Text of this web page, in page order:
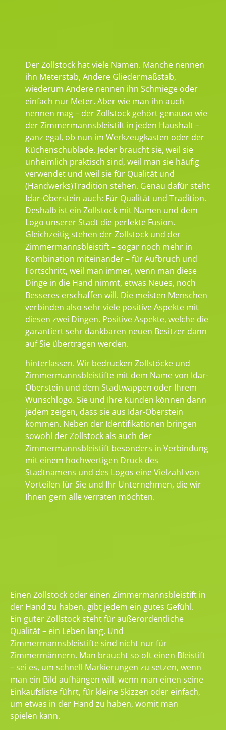
Der Zollstock hat viele Namen. Manche nennen
ihn Meterstab, Andere Gliedermaßstab,
wiederum Andere nennen ihn Schmiege oder
einfach nur Meter. Aber wie man ihn auch
nennen mag – der Zollstock gehört genauso wie
der Zimmermannsbleistift in jeden Haushalt –
ganz egal, ob nun im Werkzeugkasten oder der
Küchenschublade. Jeder braucht sie, weil sie
unheimlich praktisch sind, weil man sie häufig
verwendet und weil sie für Qualität und
(Handwerks)Tradition stehen. Genau dafür steht
Idar-Oberstein auch: Für Qualität und Tradition.
Deshalb ist ein Zollstock mit Namen und dem
Logo unserer Stadt die perfekte Fusion.
Gleichzeitig stehen der Zollstock und der
Zimmermannsbleistift – sogar noch mehr in
Kombination miteinander – für Aufbruch und
Fortschritt, weil man immer, wenn man diese
Dinge in die Hand nimmt, etwas Neues, noch
Besseres erschaffen will. Die meisten Menschen
verbinden also sehr viele positive Aspekte mit
diesen zwei Dingen. Positive Aspekte, welche die
garantiert sehr dankbaren neuen Besitzer dann
auf Sie übertragen werden.
hinterlassen. Wir bedrucken Zollstöcke und
Zimmermannsbleistifte mit dem Name von Idar-
Oberstein und dem Stadtwappen oder Ihrem
Wunschlogo. Sie und Ihre Kunden können dann
jedem zeigen, dass sie aus Idar-Oberstein
kommen. Neben der Identifikationen bringen
sowohl der Zollstock als auch der
Zimmermannsbleistift besonders in Verbindung
mit einem hochwertigen Druck des
Stadtnamens und des Logos eine Vielzahl von
Vorteilen für Sie und Ihr Unternehmen, die wir
Ihnen gern alle verraten möchten.
Einen Zollstock oder einen Zimmermannsbleistift in
der Hand zu haben, gibt jedem ein gutes Gefühl.
Ein guter Zollstock steht für außerordentliche
Qualität – ein Leben lang. Und
Zimmermannsbleistifte sind nicht nur für
Zimmermännern. Man braucht so oft einen Bleistift
– sei es, um schnell Markierungen zu setzen, wenn
man ein Bild aufhängen will, wenn man einen seine
Einkaufsliste führt, für kleine Skizzen oder einfach,
um etwas in der Hand zu haben, womit man
spielen kann.